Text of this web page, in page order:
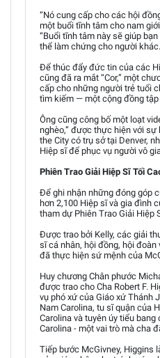
“Nó cung cấp cho các hội
một buổi tĩnh tâm cho nam
“Buổi tĩnh tâm này sẽ giúp
thể làm chứng cho người
Để thúc đẩy đức tin của các
cũng đã ra mắt “Cor,” một
cấp cho những người trẻ tuổi
tìm kiếm — một cộng đồng tập
Ông cũng công bố một loạt
nghèo,” được thực hiện với
the City có trụ sở tại Denver,
Hiệp sĩ để phục vụ người vô
Phiên Trao Giải Hiệp Sĩ Tối
Để ghi nhận những đóng góp
hơn 2,100 Hiệp sĩ và gia đình
tham dự Phiên Trao Giải Hiệp
Được trao bởi Kelly, các giải
sĩ cá nhân, hội đồng, hội
đã thực hiện sứ mệnh của
Huy chương Chân phước
được trao cho Cha Robert F.
vụ phó xứ của Giáo xứ Thánh
Nam Carolina, tu sĩ quận của
Carolina và tuyên úy tiểu
Carolina - một vai trò mà cha
Tiếp bước McGivney, Higgins